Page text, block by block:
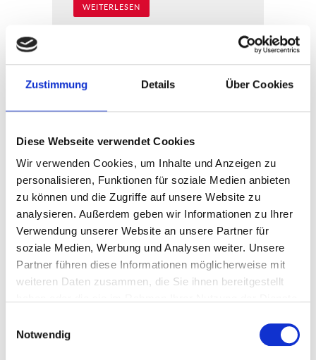
Zustimmung Details Über Cookies
Diese Webseite verwendet Cookies
Wir verwenden Cookies, um Inhalte und Anzeigen zu
personalisieren, Funktionen für soziale Medien anbieten
zu können und die Zugriffe auf unsere Website zu
analysieren. Außerdem geben wir Informationen zu Ihrer
Verwendung unserer Website an unsere Partner für
soziale Medien, Werbung und Analysen weiter. Unsere
Partner führen diese Informationen möglicherweise mit
weiteren Daten zusammen, die Sie ihnen bereitgestellt
Notwendig
WEITERLESEN
Eröffnung der neuen